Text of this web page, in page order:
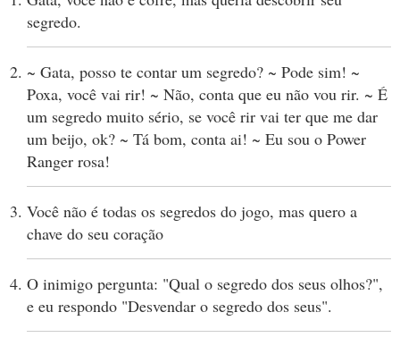
segredo.
~ Gata, posso te contar um segredo? ~ Pode sim! ~
Poxa, você vai rir! ~ Não, conta que eu não vou rir. ~ É
um segredo muito sério, se você rir vai ter que me dar
um beijo, ok? ~ Tá bom, conta ai! ~ Eu sou o Power
Ranger rosa!
Você não é todas os segredos do jogo, mas quero a
chave do seu coração
O inimigo pergunta: "Qual o segredo dos seus olhos?",
e eu respondo "Desvendar o segredo dos seus".